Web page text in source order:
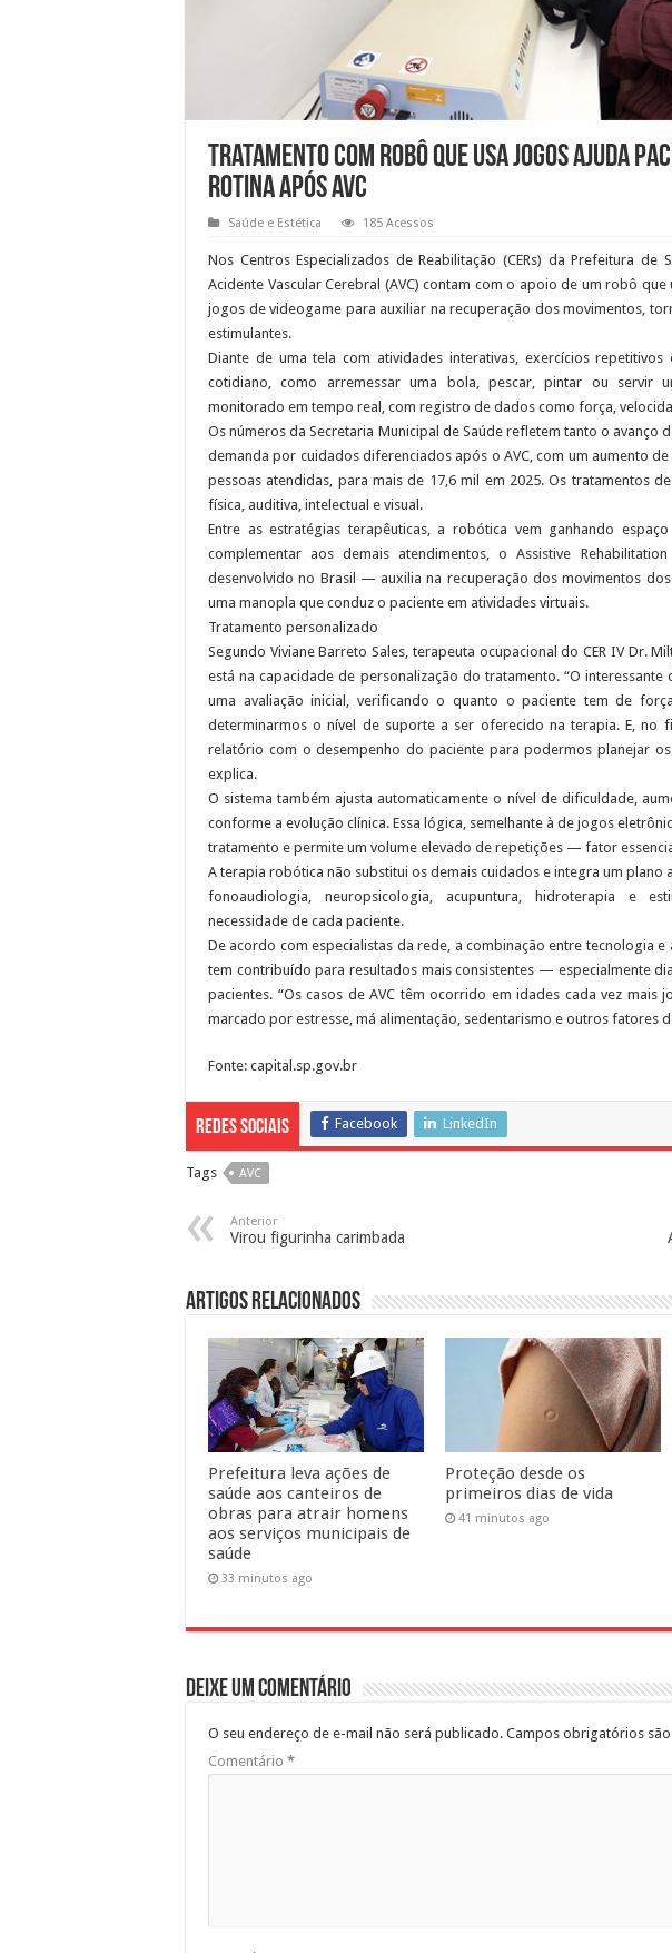
Tratamento com robô que usa jogos ajuda
rotina após AVC
Saúde e Estética 185 Acessos
Nos Centros Especializados de Reabilitação (CERs) da Prefeitura de
Acidente Vascular Cerebral (AVC) contam com o apoio de um robô
jogos de videogame para auxiliar na recuperação dos movimentos,
estimulantes.
Diante de uma tela com atividades interativas, exercícios
cotidiano, como arremessar uma bola, pescar, pintar ou servir
monitorado em tempo real, com registro de dados como força,
Os números da Secretaria Municipal de Saúde refletem tanto o avanço
demanda por cuidados diferenciados após o AVC, com um aumento
pessoas atendidas, para mais de 17,6 mil em 2025. Os tratamentos
física, auditiva, intelectual e visual.
Entre as estratégias terapêuticas, a robótica vem ganhando
complementar aos demais atendimentos, o Assistive
desenvolvido no Brasil — auxilia na recuperação dos movimentos
uma manopla que conduz o paciente em atividades virtuais.
Tratamento personalizado
Segundo Viviane Barreto Sales, terapeuta ocupacional do CER IV Dr.
está na capacidade de personalização do tratamento. “O
uma avaliação inicial, verificando o quanto o paciente tem de
determinarmos o nível de suporte a ser oferecido na terapia. E, no
relatório com o desempenho do paciente para podermos planejar
explica.
O sistema também ajusta automaticamente o nível de dificuldade,
conforme a evolução clínica. Essa lógica, semelhante à de jogos
tratamento e permite um volume elevado de repetições — fator
A terapia robótica não substitui os demais cuidados e integra um plano
fonoaudiologia, neuropsicologia, acupuntura, hidroterapia e
necessidade de cada paciente.
De acordo com especialistas da rede, a combinação entre tecnologia
tem contribuído para resultados mais consistentes — especialmente
pacientes. “Os casos de AVC têm ocorrido em idades cada vez mais
marcado por estresse, má alimentação, sedentarismo e outros fatores
Fonte: capital.sp.gov.br
Redes Sociais Facebook LinkedIn
Tags AVC
Anterior
Virou figurinha carimbada
Artigos Relacionados
Prefeitura leva ações de
saúde aos canteiros de
obras para atrair homens
aos serviços municipais de
saúde
33 minutos ago
Proteção desde os
primeiros dias de vida
41 minutos ago
Deixe um comentário
O seu endereço de e-mail não será publicado. Campos obrigatórios
Comentário *